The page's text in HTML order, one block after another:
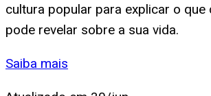
cultura popular para explicar o que
pode revelar sobre a sua vida.
Saiba mais